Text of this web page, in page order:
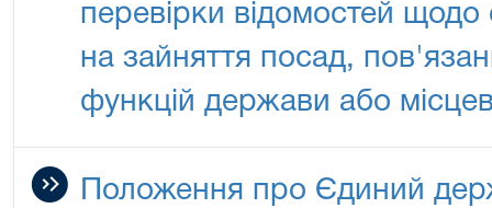
перевірки відомостей щодо
на зайняття посад,
функцій держави або
Положення про Єдиний